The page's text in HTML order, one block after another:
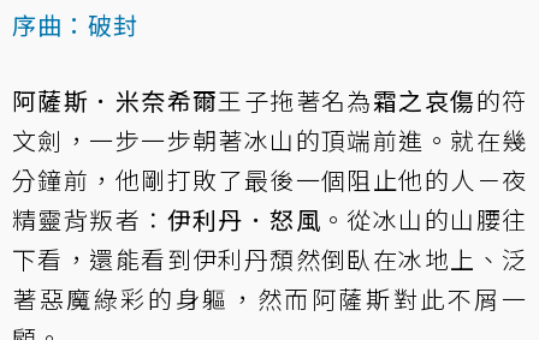
序曲：破封
阿薩斯．米奈希爾王子拖著名為霜之哀傷的符
文劍，一步一步朝著冰山的頂端前進。就在幾
分鐘前，他剛打敗了最後一個阻止他的人－夜
精靈背叛者： 伊利丹．怒風 。從冰山的山腰往
下看，還能看到伊利丹頹然倒臥在冰地上、泛
著惡魔綠彩的身軀，然而阿薩斯對此不屑一